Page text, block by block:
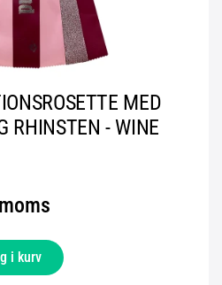
MED
RHINSTEN - WINE
i kurv